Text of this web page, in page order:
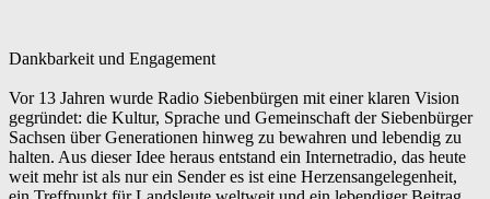
Dankbarkeit und Engagement
Vor 13 Jahren wurde Radio Siebenbürgen mit einer klaren Vision
gegründet: die Kultur, Sprache und Gemeinschaft der Siebenbürger
Sachsen über Generationen hinweg zu bewahren und lebendig zu
halten. Aus dieser Idee heraus entstand ein Internetradio, das heute
weit mehr ist als nur ein Sender es ist eine Herzensangelegenheit,